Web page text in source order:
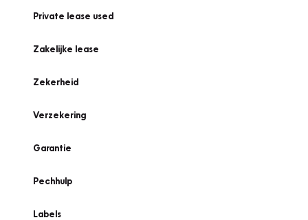
Private lease used
Zakelijke lease
Zekerheid
Verzekering
Garantie
Pechhulp
Labels